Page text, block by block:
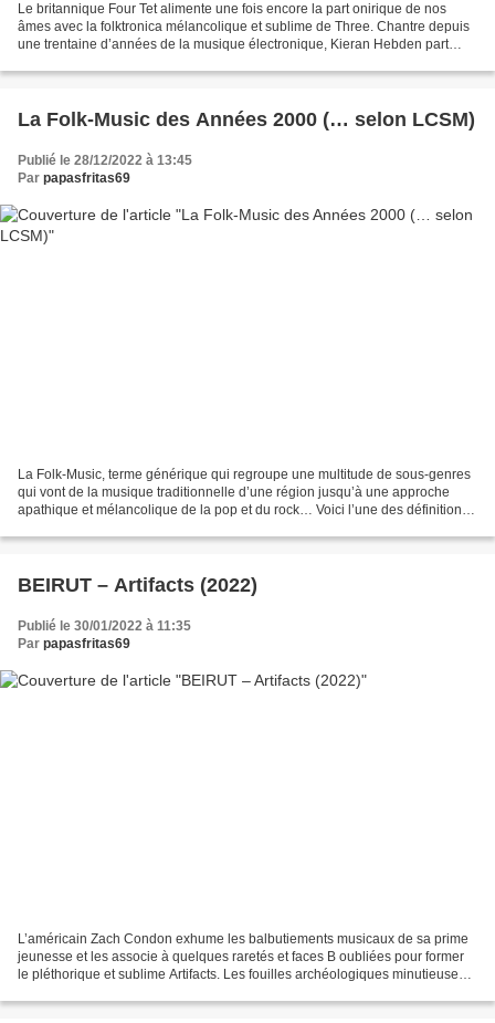
Le britannique Four Tet alimente une fois encore la part onirique de nos
âmes avec la folktronica mélancolique et sublime de Three. Chantre depuis
une trentaine d’années de la musique électronique, Kieran Hebden part
La Folk-Music des Années 2000 (… selon LCSM)
Publié le 28/12/2022 à 13:45
Par papasfritas69
La Folk-Music, terme générique qui regroupe une multitude de sous-genres
qui vont de la musique traditionnelle d’une région jusqu’à une approche
apathique et mélancolique de la pop et du rock… Voici l’une des définitions
BEIRUT – Artifacts (2022)
Publié le 30/01/2022 à 11:35
Par papasfritas69
L’américain Zach Condon exhume les balbutiements musicaux de sa prime
jeunesse et les associe à quelques raretés et faces B oubliées pour former
le pléthorique et sublime Artifacts. Les fouilles archéologiques minutieuses